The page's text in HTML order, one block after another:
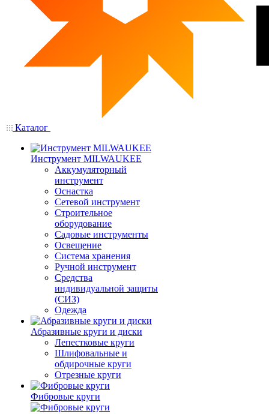
Каталог
Инструмент MILWAUKEE
Аккумуляторный
инструмент
Оснастка
Сетевой инструмент
Строительное
оборудование
Садовые инструменты
Освещение
Система хранения
Ручной инструмент
Средства
индивидуальной защиты
(СИЗ)
Одежда
Абразивные круги и диски
Лепестковые круги
Шлифовальные и
обдирочные круги
Отрезные круги
Фибровые круги